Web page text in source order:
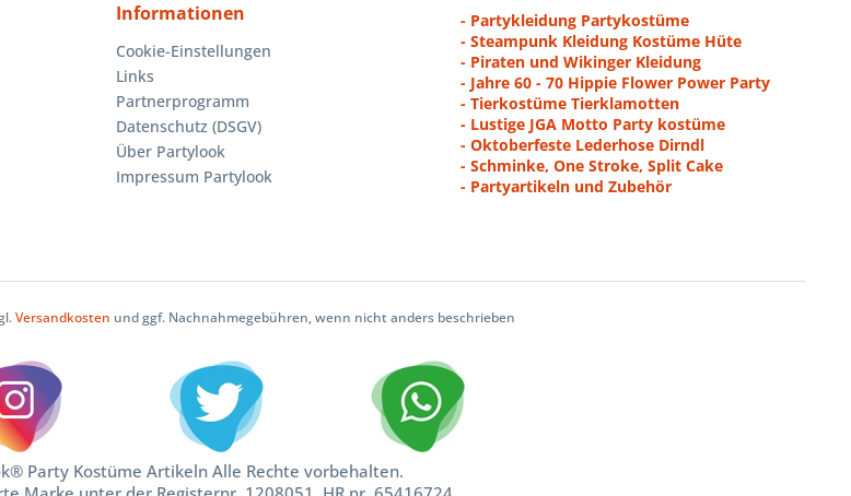
Informationen
Cookie-Einstellungen
Links
Partnerprogramm
Datenschutz (DSGV)
Über Partylook
Impressum Partylook
- Partykleidung Partykostüme
- Steampunk Kleidung Kostüme Hüte
- Piraten und Wikinger Kleidung
- Jahre 60 - 70 Hippie Flower Power Party
- Tierkostüme Tierklamotten
- Lustige JGA Motto Party kostüme
- Oktoberfeste Lederhose Dirndl
- Schminke, One Stroke, Split Cake
- Partyartikeln und Zubehör
Versandkosten und ggf. Nachnahmegebühren, wenn nicht anders beschrieben
Party Kostüme Artikeln Alle Rechte vorbehalten.